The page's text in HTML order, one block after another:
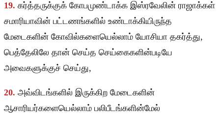
19. கர்த்தருக்குக் கோபமுண்டாக்க இஸ்ரவேலின் ராஜாக்கள்
சமாரியாவின் பட்டணங்களில் உண்டாக்கியிருந்த
மேடைகளின் கோவில்களையெல்லாம் யோசியா தகர்த்து,
பெத்தேலிலே தான் செய்த செய்கைகளின்படியே
அவைகளுக்குச் செய்து,
20. அவ்விடங்களில் இருக்கிற மேடைகளின்
ஆசாரியர்களையெல்லாம் பலிபீடங்களின்மேல்